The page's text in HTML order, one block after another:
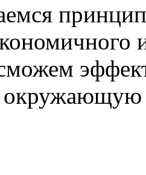
окружающую